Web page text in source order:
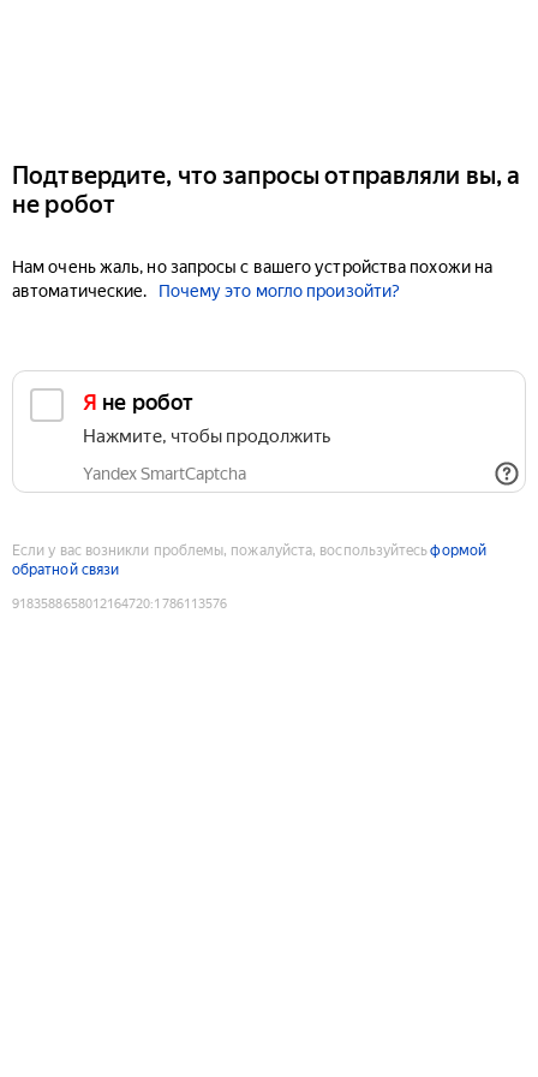
Подтвердите, что запросы отправляли вы, а
не робот
Нам очень жаль, но запросы с вашего устройства похожи на
автоматические.
Почему это могло произойти?
Я не робот
Нажмите, чтобы продолжить
Yandex SmartCaptcha
Если у вас возникли проблемы, пожалуйста, воспользуйтесьформой
обратной связи
9183588658012164720:1786113576